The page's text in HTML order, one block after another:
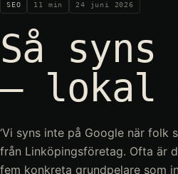
SEO 11 min 24 juni 2026
Så
– lokal
‘Vi syns inte på Google när folk
från Linköpingsföretag. Ofta är
fem konkreta grundpelare som